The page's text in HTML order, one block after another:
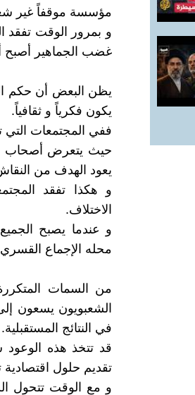
مؤسسة موقفاً غير
و بمرور الوقت تفقد
غضب الجماهير أصبح
يظن البعض أن حكم
يكون فكرياً و ثقافياً.
ففي المجتمعات التي
حيث يتعرض أصحاب
يعود الهدف من
و هكذا تفقد
الاختلاف.
و عندما يصبح
محله الإجماع
من السمات
الشعبويون يسعون
في النتائج المستقبلية.
قد تتخذ هذه
تقديم حلول
و مع الوقت تتحول